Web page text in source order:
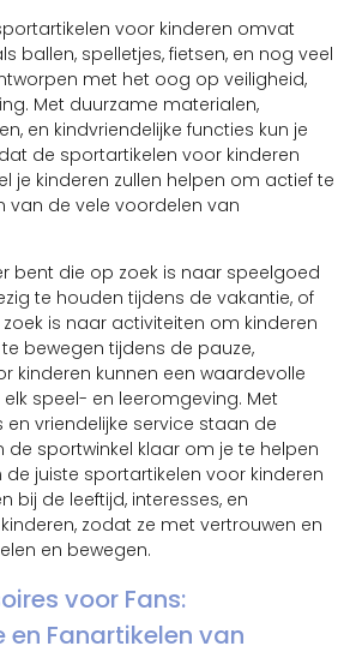
voor kinderen omvat
ballen, spelletjes, fietsen, en nog veel
met het oog op veiligheid,
Met duurzame materialen,
en kindvriendelijke functies kun je
de sportartikelen voor kinderen
je kinderen zullen helpen om actief te
van de vele voordelen van
bent die op zoek is naar speelgoed
te houden tijdens de vakantie, of
is naar activiteiten om kinderen
bewegen tijdens de pauze,
kinderen kunnen een waardevolle
speel- en leeromgeving. Met
vriendelijke service staan de
de sportwinkel klaar om je te helpen
de juiste sportartikelen voor kinderen
bij de leeftijd, interesses, en
zodat ze met vertrouwen en
en bewegen.
voor Fans:
en Fanartikelen van